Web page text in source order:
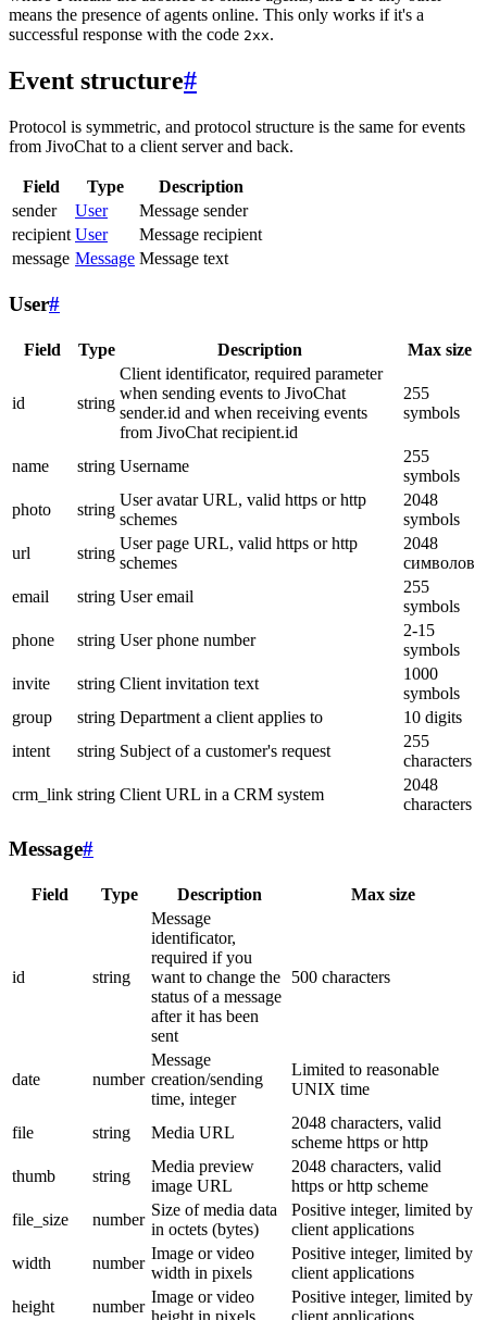
means the presence of agents online. This only works if it's a
successful response with the code 2xx.
Event structure#
Protocol is symmetric, and protocol structure is the same for events
from JivoChat to a client server and back.
Field Type
Description
sender
User
Message sender
recipient User
Message recipient
message Message Message text
User#
Field Type Description Max size
id string
Client identificator, required parameter
when sending events to JivoChat
sender.id and when receiving events
from JivoChat recipient.id
255
symbols
name string Username
255
symbols
photo
string
User avatar URL, valid https or http
schemes
2048
symbols
url
string
User page URL, valid https or http
schemes
2048
символов
email
string User email
255
symbols
phone
string User phone number
2-15
symbols
invite
string Client invitation text
1000
symbols
group
string Department a client applies to
10 digits
intent
string Subject of a customer's request
255
characters
crm_link string Client URL in a CRM system
2048
characters
Message#
Field Type Description Max size
id string
Message
identificator,
required if you
want to change the
status of a message
after it has been
sent
500 characters
date number
Message
creation/sending
time, integer
Limited to reasonable
UNIX time
file string Media URL
2048 characters, valid
scheme https or http
thumb
string
Media preview
image URL
2048 characters, valid
https or http scheme
file_size
number
Size of media data
in octets (bytes)
Positive integer, limited by
client applications
width
number
Image or video
width in pixels
Positive integer, limited by
client applications
height
number
Image or video
height in pixels
Positive integer, limited by
client applications